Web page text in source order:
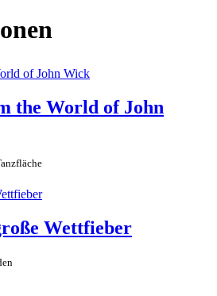
the World of John
Wettfieber